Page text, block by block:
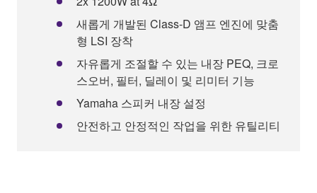
새롭게 개발된 Class-D 앰프 엔진에 맞춤
형 LSI 장착
자유롭게 조절할 수 있는 내장 PEQ, 크로
스오버, 필터, 딜레이 및 리미터 기능
Yamaha 스피커 내장 설정
안전하고 안정적인 작업을 위한 유틸리티